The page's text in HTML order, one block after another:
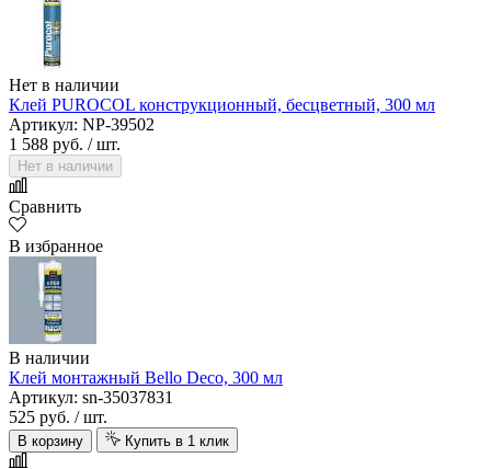
Нет в наличии
Клей PUROCOL конструкционный, бесцветный, 300 мл
Артикул: NP-39502
1 588 руб. / шт.
Нет в наличии
Сравнить
В избранное
В наличии
Клей монтажный Bello Deco, 300 мл
Артикул: sn-35037831
525 руб. / шт.
В корзину Купить в 1 клик